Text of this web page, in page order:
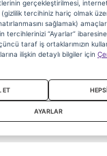
gerçekleştirilmesi,
(gizlilik tercihiniz hariç olmak
sağlamak)
tercihlerinizi “Ayarlar”
taraf iş ortaklarımızın
ilişkin detaylı bilgiler için
ET
AYARLAR